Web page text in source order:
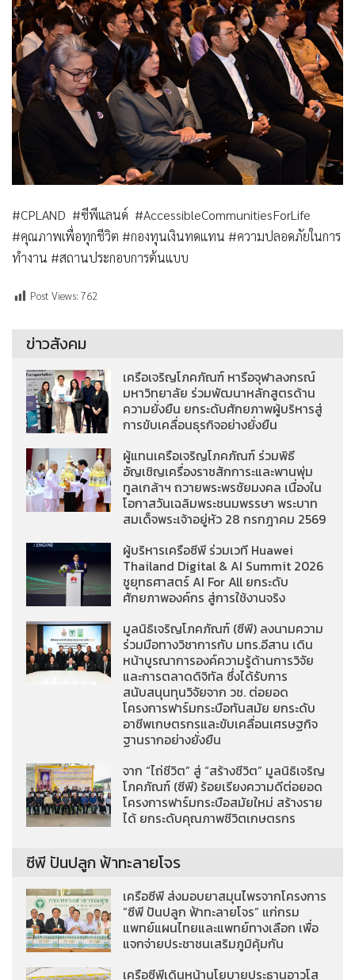
#CPLAND #ซีพีแลนด์ #AccessibleCommunitiesForLife
#คุณภาพเพื่อทุกชีวิต #กองทุนเงินทดแทน #ความปลอดภัยในการ
ทำงาน #สถานประกอบการต้นแบบ
Post Views: 762
ข่าวสังคม
เครือเจริญโภคภัณฑ์ หารือจุฬาลงกรณ์
มหาวิทยาลัย ร่วมพัฒนาหลักสูตรด้าน
ความยั่งยืน ยกระดับศักยภาพผู้บริหารสู่
การขับเคลื่อนธุรกิจอย่างยั่งยืน
ผู้แทนเครือเจริญโภคภัณฑ์ ร่วมพิธี
อัญเชิญเครื่องราชสักการะและพานพุ่ม
ทูลเกล้าฯ ถวายพระพรชัยมงคล เนื่องใน
โอกาสวันเฉลิมพระชนมพรรษา พระบาท
สมเด็จพระเจ้าอยู่หัว 28 กรกฎาคม 2569
ผู้บริหารเครือซีพี ร่วมเวที Huawei
Thailand Digital & AI Summit 2026
ชูยุทธศาสตร์ AI For All ยกระดับ
ศักยภาพองค์กร สู่การใช้งานจริง
มูลนิธิเจริญโภคภัณฑ์ (ซีพี) ลงนามความ
ร่วมมือทางวิชาการกับ มทร.อีสาน เดิน
หน้าบูรณาการองค์ความรู้ด้านการวิจัย
และการตลาดดิจิทัล ซึ่งได้รับการ
สนับสนุนทุนวิจัยจาก วช. ต่อยอด
โครงการฟาร์มกระบือทันสมัย ยกระดับ
อาชีพเกษตรกรและขับเคลื่อนเศรษฐกิจ
ฐานรากอย่างยั่งยืน
จาก “ไถ่ชีวิต” สู่ “สร้างชีวิต” มูลนิธิเจริญ
โภคภัณฑ์ (ซีพี) ร้อยเรียงความดีต่อยอด
โครงการฟาร์มกระบือสมัยใหม่ สร้างราย
ได้ ยกระดับคุณภาพชีวิตเกษตรกร
ซีพี ปันปลูก ฟ้าทะลายโจร
เครือซีพี ส่งมอบยาสมุนไพรจากโครงการ
“ซีพี ปันปลูก ฟ้าทะลายโจร” แก่กรม
แพทย์แผนไทยและแพทย์ทางเลือก เพื่อ
แจกจ่ายประชาชนเสริมภูมิคุ้มกัน
เครือซีพีเดินหน้านโยบายประธานอาวุโส